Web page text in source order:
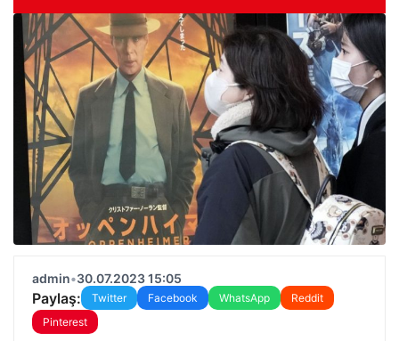
admin•30.07.2023 15:05
Paylaş: Twitter Facebook WhatsApp
Reddit
Pinterest